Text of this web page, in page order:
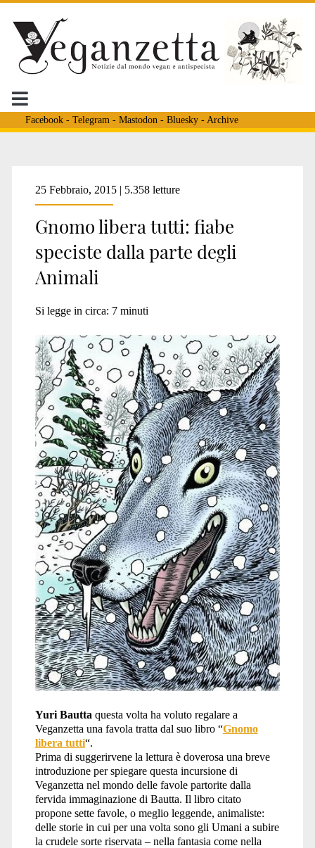
Facebook- Telegram - Mastodon - Bluesky- Archive
Tag:
<span>Leggenda
della
neve</span>
25 Febbraio, 2015 | 5.358 letture
Gnomo libera tutti: fiabe
speciste dalla parte degli
Animali
Si legge in circa: 7 minuti
Yuri Bautta questa volta ha voluto regalare a
Veganzetta una favola tratta dal suo libro “Gnomo
libera tutti“.
Prima di suggerirvene la lettura è doverosa una breve
introduzione per spiegare questa incursione di
Veganzetta nel mondo delle favole partorite dalla
fervida immaginazione di Bautta. Il libro citato
propone sette favole, o meglio leggende, animaliste:
delle storie in cui per una volta sono gli Umani a subire
la crudele sorte riservata – nella fantasia come nella